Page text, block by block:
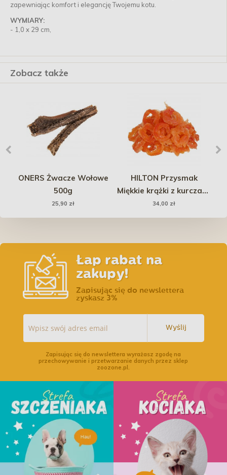
zapewniając komfort i elegancję Twojemu kotu.
WYMIARY:
- 1,0 x 29 cm,
Zobacz także
ONERS Żwacze Wołowe
500g
25,90 zł
HILTON Przysmak
Miękkie krążki z kurczaka
500g
34,00 zł
Łap rabat na
zakupy!
Zapisując się do newslettera
zyskasz 3%
Wyślij
Zapisując się do newslettera wyrażasz zgodę na
przechowywanie i przetwarzanie danych przez sklep
zoozone.pl.